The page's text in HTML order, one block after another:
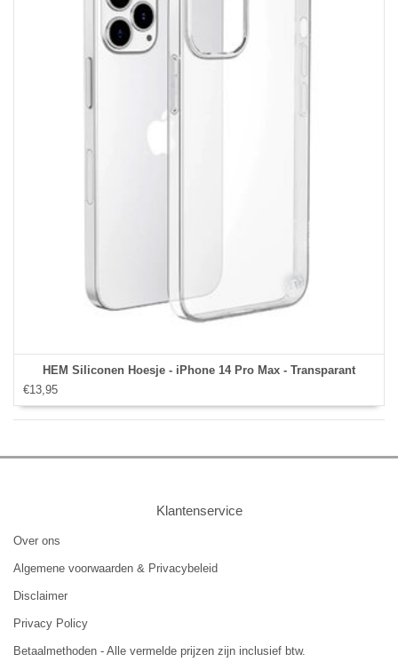
HEM Siliconen Hoesje - iPhone 14 Pro Max - Transparant
€13,95
Klantenservice
Over ons
Algemene voorwaarden & Privacybeleid
Disclaimer
Privacy Policy
Betaalmethoden - Alle vermelde prijzen zijn inclusief btw.